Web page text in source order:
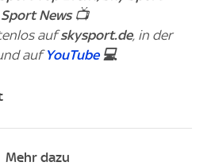
News📺
aufskysport.de, in der
aufYouTube💻
Mehr dazu